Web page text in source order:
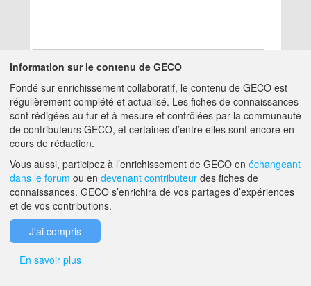
Aucun résultat
A PROPOS DE GECO AIDE
F.A.Q. NOUS CONTACTER
Information sur le contenu de GECO
Fondé sur enrichissement collaboratif, le contenu de GECO est
régulièrement complété et actualisé. Les fiches de connaissances
sont rédigées au fur et à mesure et contrôlées par la communauté
de contributeurs GECO, et certaines d’entre elles sont encore en
cours de rédaction.
Vous aussi, participez à l’enrichissement de GECO en échangeant
dans le forum ou en devenant contributeur des fiches de
connaissances. GECO s’enrichira de vos partages d’expériences
et de vos contributions.
J'ai compris
En savoir plus